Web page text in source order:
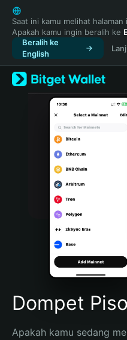
English
日本語
Tiếng Việt
Русский
Español (Latinoamérica)
Türkçe
Italiano
Português (Portugal)
Bahasa Indonesia
Português (Brasil)
Español (Argentina)
Saat ini kamu melihat halaman
Apakah kamu ingin beralih ke
Beralih ke
English
Dompet Piso
Apakah kamu sedang